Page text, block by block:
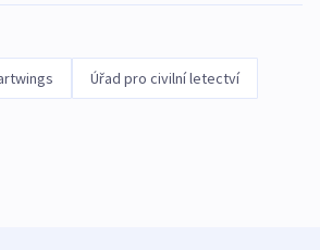
Úřad pro civilní letectví